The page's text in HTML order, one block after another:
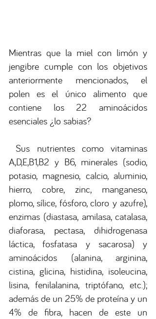
Mientras que la miel con limón y
jengibre cumple con los objetivos
anteriormente mencionados, el
polen es el único alimento que
contiene los 22 aminoácidos
esenciales ¿lo sabias?
Sus nutrientes como vitaminas
A,D,E,B1,B2 y B6, minerales (sodio,
potasio, magnesio, calcio, aluminio,
hierro, cobre, zinc, manganeso,
plomo, sílice, fósforo, cloro y azufre),
enzimas (diastasa, amilasa, catalasa,
diaforasa, pectasa, dihidrogenasa
láctica, fosfatasa y sacarosa) y
aminoácidos (alanina, arginina,
cistina, glicina, histidina, isoleucina,
lisina, fenilalanina, triptófano, etc.);
además de un 25% de proteína y un
4% de fibra, hacen de este un